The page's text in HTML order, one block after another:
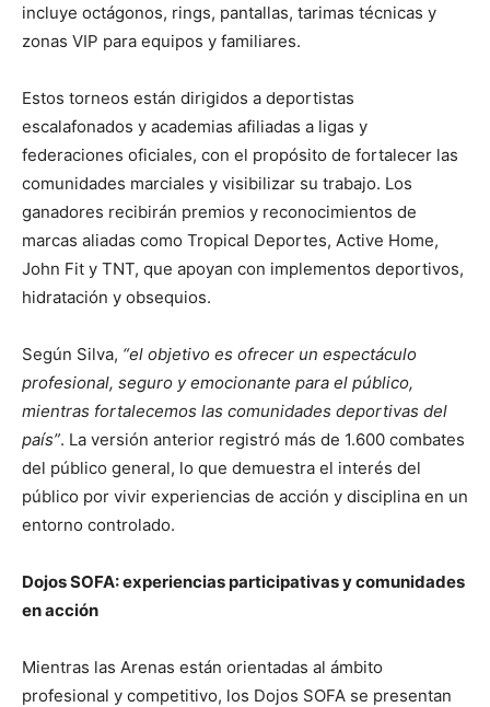
incluye octágonos, rings, pantallas, tarimas técnicas y
zonas VIP para equipos y familiares.
Estos torneos están dirigidos a deportistas
escalafonados y academias afiliadas a ligas y
federaciones oficiales, con el propósito de fortalecer las
comunidades marciales y visibilizar su trabajo. Los
ganadores recibirán premios y reconocimientos de
marcas aliadas como Tropical Deportes, Active Home,
John Fit y TNT, que apoyan con implementos deportivos,
hidratación y obsequios.
Según Silva, “el objetivo es ofrecer un espectáculo
profesional, seguro y emocionante para el público,
mientras fortalecemos las comunidades deportivas del
país”. La versión anterior registró más de 1.600 combates
del público general, lo que demuestra el interés del
público por vivir experiencias de acción y disciplina en un
entorno controlado.
Dojos SOFA: experiencias participativas y comunidades
en acción
Mientras las Arenas están orientadas al ámbito
profesional y competitivo, los Dojos SOFA se presentan